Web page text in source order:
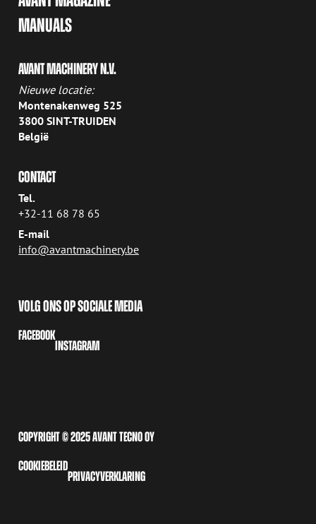
MANUALS
AVANT MACHINERY N.V.
Nieuwe locatie:
Montenakenweg 525
3800 SINT-TRUIDEN
België
CONTACT
Tel.
+32-11 68 78 65
E-mail
info@avantmachinery.be
VOLG ONS OP SOCIALE MEDIA
FACEBOOK
INSTAGRAM
COPYRIGHT © 2025 AVANT TECNO OY
COOKIEBELEID
PRIVACYVERKLARING